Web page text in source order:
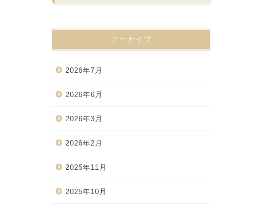
アーカイブ
2026年7月
2026年6月
2026年3月
2026年2月
2025年11月
2025年10月